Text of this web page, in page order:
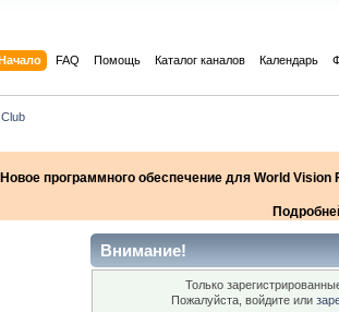
FAQ Помощь Каталог каналов Календарь
программного обеспечение для World
Внимание!
Только
Пожалуйста, войдите или